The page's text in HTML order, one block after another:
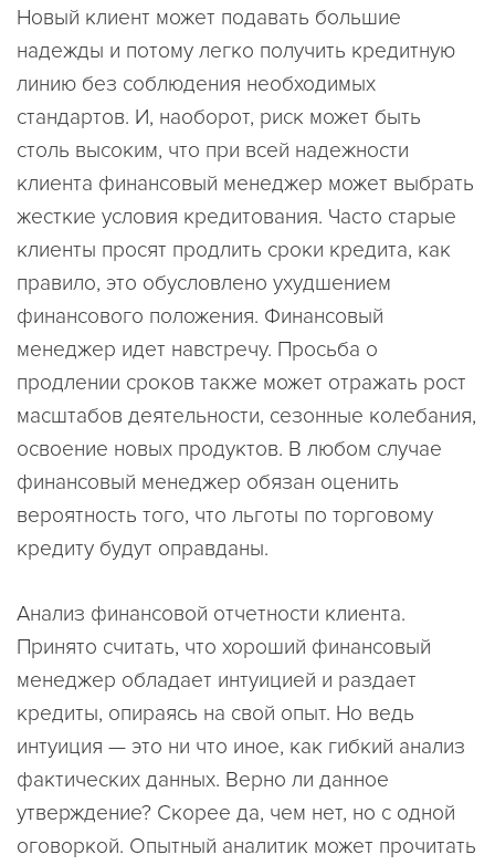
Новый клиент может подавать большие
надежды и потому легко получить кредитную
линию без соблюдения необходимых
стандартов. И, наоборот, риск может быть
столь высоким, что при всей надежности
клиента финансовый менеджер может выбрать
жесткие условия кредитования. Часто старые
клиенты просят продлить сроки кредита, как
правило, это обусловлено ухудшением
финансового положения. Финансовый
менеджер идет навстречу. Просьба о
продлении сроков также может отражать рост
масштабов деятельности, сезонные колебания,
освоение новых продуктов. В любом случае
финансовый менеджер обязан оценить
вероятность того, что льготы по торговому
кредиту будут оправданы.
Анализ финансовой отчетности клиента.
Принято считать, что хороший финансовый
менеджер обладает интуицией и раздает
кредиты, опираясь на свой опыт. Но ведь
интуиция — это ни что иное, как гибкий анализ
фактических данных. Верно ли данное
утверждение? Скорее да, чем нет, но с одной
оговоркой. Опытный аналитик может прочитать